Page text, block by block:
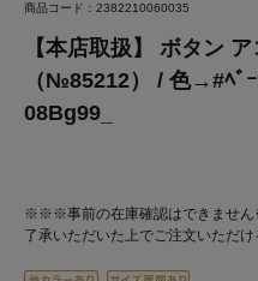
商品コード：2382210060035
【本店取扱】 ボタン
（№85212） / 色→#ﾍﾞ
08Bg99_
※※※事前の在庫確認はできませ
了承いただいた上でご注文いただけ